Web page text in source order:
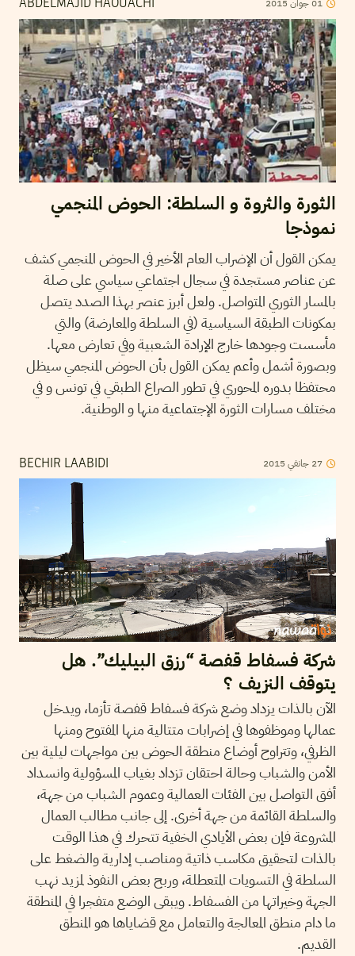
ABDELMAJID HAOUACHI 01جوان 2015
الثورة والثروة و السلطة: الحوض المنجمي
نموذجا
يمكن القول أن الإضراب العام الأخير في الحوض المنجمي كشف
عن عناصر مستجدة في سجال اجتماعي سياسي على صلة
بالمسار الثوري المتواصل. ولعل أبرز عنصر بهذا الصدد يتصل
بمكونات الطبقة السياسية (في السلطة والمعارضة) والتي
مأسست وجودها خارج الإرادة الشعبية وفي تعارض معها.
وبصورة أشمل وأعم يمكن القول بأن الحوض المنجمي سيظل
محتفظا بدوره المحوري في تطور الصراع الطبقي في تونس و في
مختلف مسارات الثورة الإجتماعية منها و الوطنية.
BECHIR LAABIDI 27 جانفي 2015
شركة فسفاط قفصة “رزق البيليك”. هل
يتوقف النزيف ؟
الآن بالذات يزداد وضع شركة فسفاط قفصة تأزما، ويدخل
عمالها وموظفوها في إضرابات متتالية منها المفتوح ومنها
الظرفي، وتتراوح أوضاع منطقة الحوض بين مواجهات ليلية بين
الأمن والشباب وحالة احتقان تزداد بغياب المسؤولية وانسداد
أفق التواصل بين الفئات العمالية وعموم الشباب من جهة،
والسلطة القائمة من جهة أخرى. إلى جانب مطالب العمال
المشروعة فإن بعض الأيادي الخفية تتحرك في هذا الوقت
بالذات لتحقيق مكاسب ذاتية ومناصب إدارية والضغط على
السلطة في التسويات المتعطلة، وربح بعض النفوذ لمزيد نهب
الجهة وخيراتها من الفسفاط. ويبقى الوضع متفجرا في المنطقة
ما دام منطق المعالجة والتعامل مع قضاياها هو المنطق
القديم.